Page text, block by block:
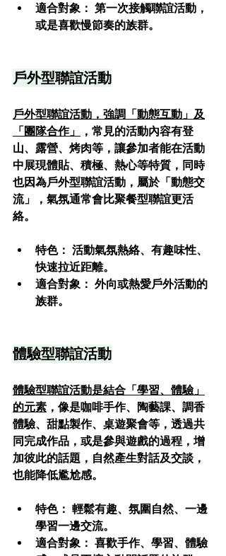
適合對象： 第一次接觸聯誼活動，
或是喜歡慢節奏的族群。
戶外型聯誼活動
戶外型聯誼活動，強調「動態互動」及
「團隊合作」
，常見的活動內容有登
山、露營、烤肉等，讓參加者能在活動
中展現體貼、積極、熱心等特質，同時
也因為戶外型聯誼活動，屬於「動態交
流」，氣氛通常會比聚餐型聯誼更活
絡。
特色： 活動氣氛熱絡、有趣味性、
快速拉近距離。
適合對象： 外向或熱愛戶外活動的
族群。
體驗型聯誼活動
體驗型聯誼活動是結合「學習、體驗」
的元素 ，像是咖啡手作、陶藝課、調香
體驗、甜點製作、桌遊聚會等，透過共
同完成作品，或是參與遊戲的過程，增
加彼此的話題，自然產生對話及交談，
也能降低尷尬感。
特色： 輕鬆有趣、氛圍自然、一邊
學習一邊交流。
適合對象： 喜歡手作、學習、體驗